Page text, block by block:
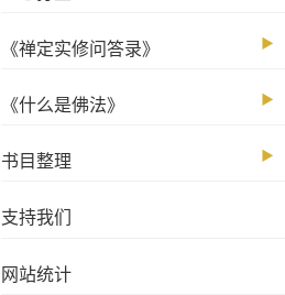
《禅定实修问答录》 ▶
《什么是佛法》 ▶
书目整理 ▶
支持我们
网站统计